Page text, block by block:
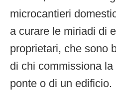
microcantieri
a curare le miriadi di
proprietari, che sono
di chi commissiona
ponte o di un edificio.